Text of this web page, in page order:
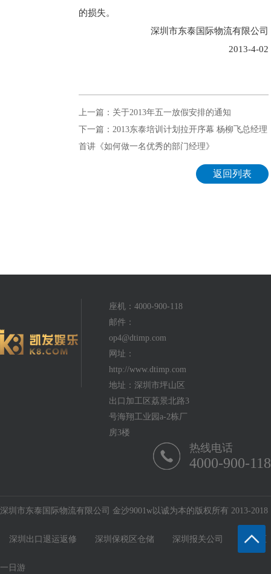
的损失。
深圳市东泰国际物流有限公司
2013-4-02
上一篇：关于2013年五一放假安排的通知
下一篇：2013东泰培训计划拉开序幕 杨柳飞总经理
首讲《如何做一名优秀的部门经理》
返回列表
座机：4000-900-118
邮件：
op4@dtimp.com
网址：
http://www.dtimp.com
地址：深圳市坪山区
出口加工区荔景北路3
号海翔工业园a-2栋厂
房3楼
热线电话
4000-900-118
深圳市东泰国际物流有限公司 金沙9001w以诚为本的版权所有 2013-2018
深圳出口退运返修 深圳保税区仓储 深圳报关公司 保税区
一日游